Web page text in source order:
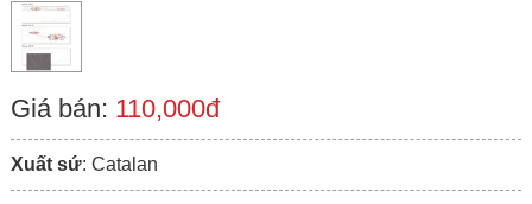
Giá bán: 110,000đ
Xuất sứ: Catalan